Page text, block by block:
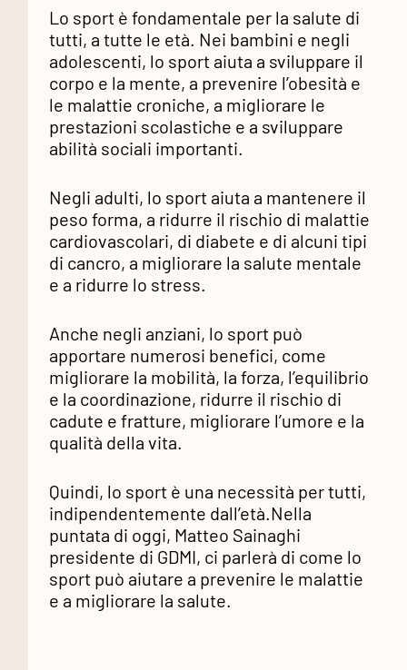
Lo sport è fondamentale per la salute di
tutti, a tutte le età. Nei bambini e negli
adolescenti, lo sport aiuta a sviluppare il
corpo e la mente, a prevenire l’obesità e
le malattie croniche, a migliorare le
prestazioni scolastiche e a sviluppare
abilità sociali importanti.
Negli adulti, lo sport aiuta a mantenere il
peso forma, a ridurre il rischio di malattie
cardiovascolari, di diabete e di alcuni tipi
di cancro, a migliorare la salute mentale
e a ridurre lo stress.
Anche negli anziani, lo sport può
apportare numerosi benefici, come
migliorare la mobilità, la forza, l’equilibrio
e la coordinazione, ridurre il rischio di
cadute e fratture, migliorare l’umore e la
qualità della vita.
Quindi, lo sport è una necessità per tutti,
indipendentemente dall’età.Nella
puntata di oggi, Matteo Sainaghi
presidente di GDMI, ci parlerà di come lo
sport può aiutare a prevenire le malattie
e a migliorare la salute.